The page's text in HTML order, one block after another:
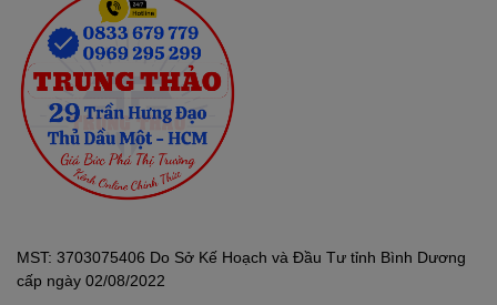
MST: 3703075406 Do Sở Kế Hoạch và Đầu Tư tỉnh Bình Dương
cấp ngày 02/08/2022